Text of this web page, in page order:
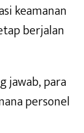
keamanan
berjalan
jawab, para
personel